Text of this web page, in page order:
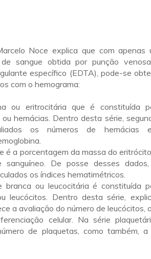
Noce explica que com apenas
sangue obtida por punção
específico (EDTA), pode-se
com o hemograma:
ou eritrocitária que é constituída
hemácias. Dentro desta série,
os números de hemácias
é a porcentagem da massa do
sanguíneo. De posse desses
os índices hematimétricos.
branca ou leucocitária é constituída
leucócitos. Dentro desta série,
a avaliação do número de leucócitos,
celular. Na série
de plaquetas, como também, a